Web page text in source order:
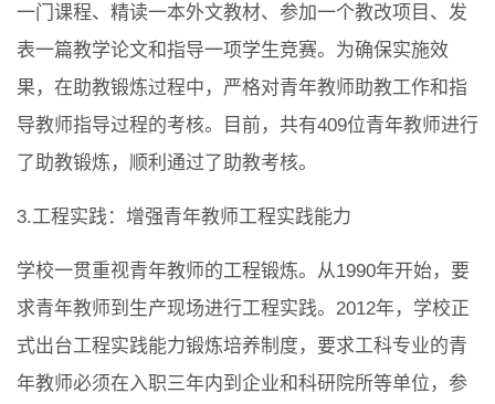
一门课程、精读一本外文教材、参加一个教改项目、发
表一篇教学论文和指导一项学生竞赛。为确保实施效
果，在助教锻炼过程中，严格对青年教师助教工作和指
导教师指导过程的考核。目前，共有409位青年教师进行
了助教锻炼，顺利通过了助教考核。
3.工程实践：增强青年教师工程实践能力
学校一贯重视青年教师的工程锻炼。从1990年开始，要
求青年教师到生产现场进行工程实践。2012年，学校正
式出台工程实践能力锻炼培养制度，要求工科专业的青
年教师必须在入职三年内到企业和科研院所等单位，参